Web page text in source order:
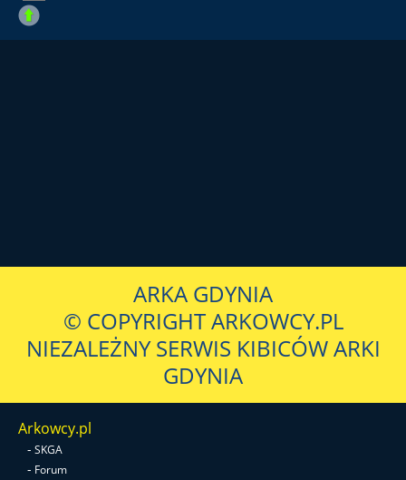
ARKA GDYNIA
© COPYRIGHT ARKOWCY.PL
NIEZALEŻNY SERWIS KIBICÓW ARKI
GDYNIA
Arkowcy.pl
- SKGA
- Forum